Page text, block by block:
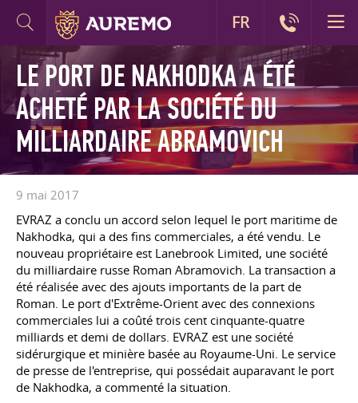
LE PORT DE NAKHODKA A ÉTÉ
ACHETÉ PAR LA SOCIÉTÉ DU
MILLIARDAIRE ABRAMOVICH
9 mai 2017
EVRAZ a conclu un accord selon lequel le port maritime de
Nakhodka, qui a des fins commerciales, a été vendu. Le
nouveau propriétaire est Lanebrook Limited, une société
du milliardaire russe Roman Abramovich. La transaction a
été réalisée avec des ajouts importants de la part de
Roman. Le port d'Extrême-Orient avec des connexions
commerciales lui a coûté trois cent cinquante-quatre
milliards et demi de dollars. EVRAZ est une société
sidérurgique et minière basée au Royaume-Uni. Le service
de presse de l'entreprise, qui possédait auparavant le port
de Nakhodka, a commenté la situation.
FR